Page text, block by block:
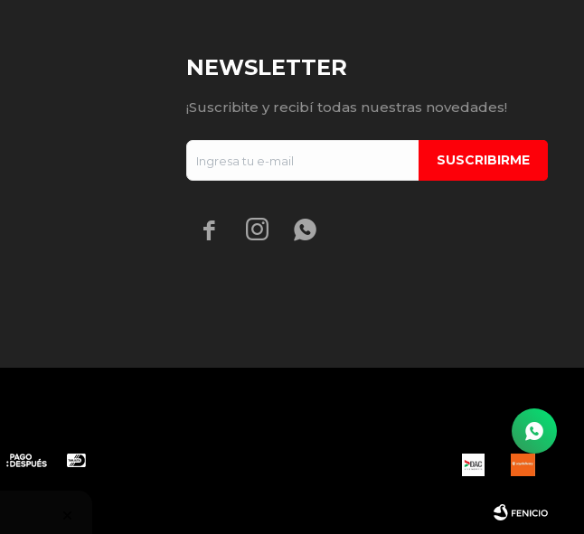
NEWSLETTER
¡Suscribite y recibí todas nuestras novedades!
SUSCRIBIRME
  